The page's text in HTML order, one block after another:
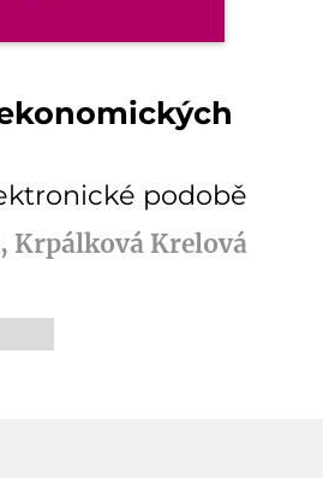
podobě
Krpálková Krelová